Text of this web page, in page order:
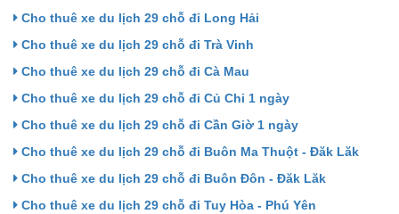
Cho thuê xe du lịch 29 chỗ đi Long Hải
Cho thuê xe du lịch 29 chỗ đi Trà Vinh
Cho thuê xe du lịch 29 chỗ đi Cà Mau
Cho thuê xe du lịch 29 chỗ đi Củ Chi 1 ngày
Cho thuê xe du lịch 29 chỗ đi Cần Giờ 1 ngày
Cho thuê xe du lịch 29 chỗ đi Buôn Ma Thuột - Đăk Lăk
Cho thuê xe du lịch 29 chỗ đi Buôn Đôn - Đăk Lăk
Cho thuê xe du lịch 29 chỗ đi Tuy Hòa - Phú Yên